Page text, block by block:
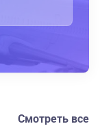
Смотреть все